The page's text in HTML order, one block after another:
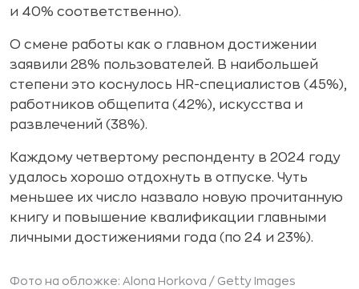
и 40% соответственно).
О смене работы как о главном достижении
заявили 28% пользователей. В наибольшей
степени это коснулось HR-специалистов (45%),
работников общепита (42%), искусства и
развлечений (38%).
Каждому четвертому респонденту в 2024 году
удалось хорошо отдохнуть в отпуске. Чуть
меньшее их число назвало новую прочитанную
книгу и повышение квалификации главными
личными достижениями года (по 24 и 23%).
Фото на обложке: Alona Horkova / Getty Images